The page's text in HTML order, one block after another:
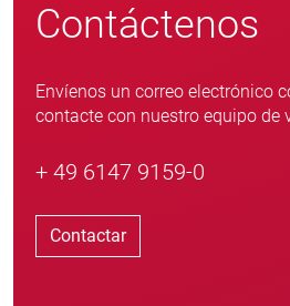
Contáctenos
Envíenos un correo electrónico
contacte con nuestro equipo de
+ 49 6147 9159-0
Contactar